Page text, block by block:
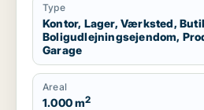
Type
Kontor, Lager, Værksted,
Boligudlejningsejendom,
Garage
Areal
1.000 m2